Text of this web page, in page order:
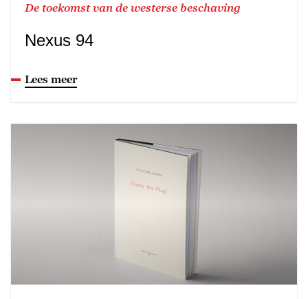
De toekomst van de westerse beschaving
Nexus 94
Lees meer